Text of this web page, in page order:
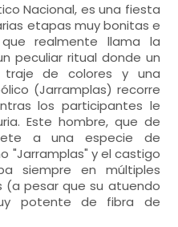
Nacional, es una fiesta
etapas muy bonitas e
realmente llama la
peculiar ritual donde un
de colores y una
(Jarramplas) recorre
los participantes le
Este hombre, que de
a una especie de
"Jarramplas" y el castigo
siempre en múltiples
(a pesar que su atuendo
potente de fibra de